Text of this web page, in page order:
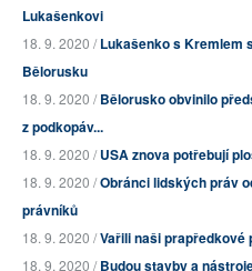
Lukašenkovi
18. 9. 2020 /Lukašenko s Kremlem
Bělorusku
18. 9. 2020 /Bělorusko obvinilo
z podkopáv...
18. 9. 2020 /USA znova potřebují
18. 9. 2020 /Obránci lidských práv
právníků
18. 9. 2020 /Vařili naši
18. 9. 2020 /Budou stavby a